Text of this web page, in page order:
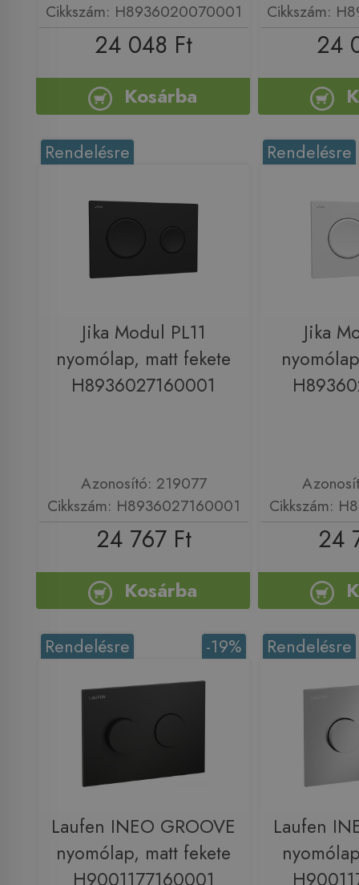
Cikkszám: H8936020070001
24 048 Ft
Kosárba
Cikkszám:
24
Rendelésre
Jika Modul PL11
nyomólap, matt fekete
H8936027160001
Azonosító: 219077
Cikkszám: H8936027160001
24 767 Ft
Kosárba
Rendelésre
Jika
Cikkszám:
24
-19%
Rendelésre
Laufen INEO GROOVE
nyomólap, matt fekete
Rendelésre
Laufen